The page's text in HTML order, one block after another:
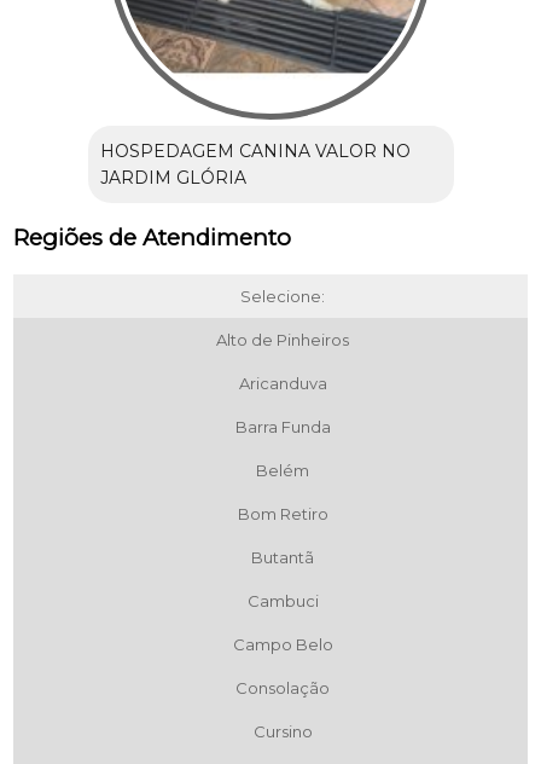
HOSPEDAGEM CANINA VALOR NO
JARDIM GLÓRIA
Regiões de Atendimento
Selecione:
Alto de Pinheiros
Aricanduva
Barra Funda
Belém
Bom Retiro
Butantã
Cambuci
Campo Belo
Consolação
Cursino